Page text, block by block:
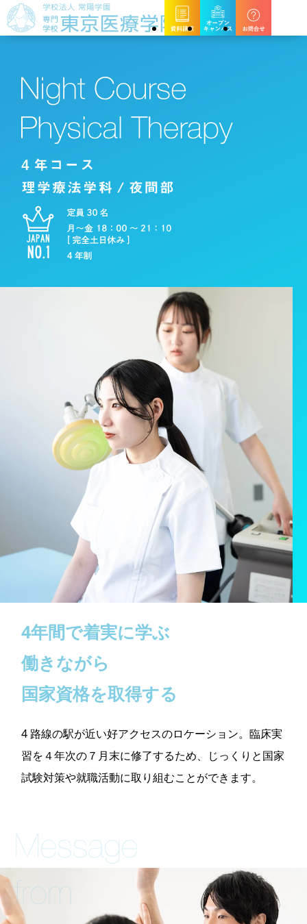
4年間で着実に学ぶ
働きながら
国家資格を取得する
4 路線の駅が近い好アクセスのロケーション。臨床実
習を４年次の７月末に修了するため、
じっくりと国家
試験対策や就職活動に取り組むことができます。